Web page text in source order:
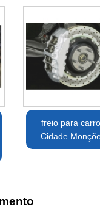
freio para
Cidade